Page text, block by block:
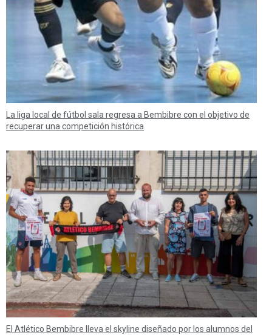
La liga local de fútbol sala regresa a Bembibre con el objetivo de
recuperar una competición histórica
El Atlético Bembibre lleva el skyline diseñado por los alumnos del